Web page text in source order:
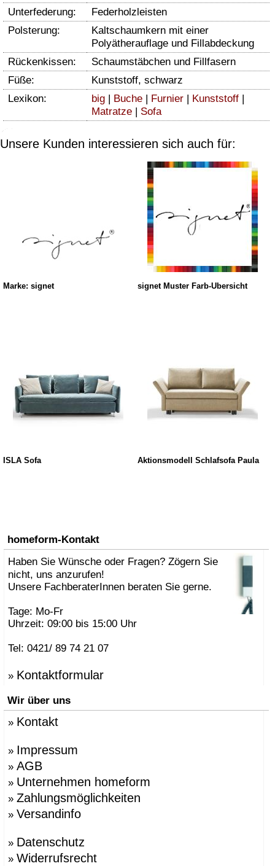
Unterfederung:
Federholzleisten
Polsterung:
Kaltschaumkern mit einer
Polyätherauflage und Fillabdeckung
Rückenkissen:
Schaumstäbchen und Fillfasern
Füße:
Kunststoff, schwarz
Lexikon:
big | Buche | Furnier | Kunststoff |
Matratze | Sofa
Unsere Kunden interessieren sich auch für:
Marke: signet signet Muster Farb-Übersicht
ISLA Sofa Aktionsmodell Schlafsofa Paula
homeform-Kontakt
Haben Sie Wünsche oder Fragen? Zögern Sie
nicht, uns anzurufen!
Unsere FachberaterInnen beraten Sie gerne.
Tage: Mo-Fr
Uhrzeit: 09:00 bis 15:00 Uhr
Tel: 0421/ 89 74 21 07
» Kontaktformular
Wir über uns
» Kontakt
» Impressum
» AGB
» Unternehmen homeform
» Zahlungsmöglichkeiten
» Versandinfo
» Datenschutz
» Widerrufsrecht